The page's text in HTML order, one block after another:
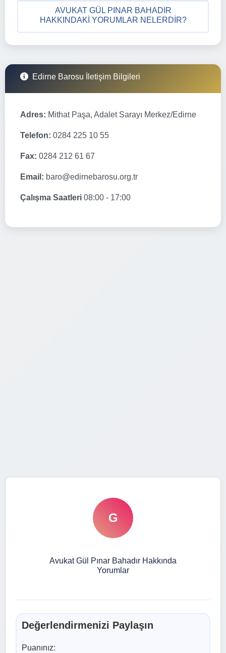
AVUKAT GÜL PINAR BAHADIR
HAKKINDAKI YORUMLAR NELERDIR?
Edirne Barosu İletişim Bilgileri
Adres: Mithat Paşa, Adalet Sarayı Merkez/Edirne
Telefon: 0284 225 10 55
Fax: 0284 212 61 67
Email: baro@edirnebarosu.org.tr
Çalışma Saatleri 08:00 - 17:00
G
Avukat Gül Pınar Bahadır Hakkında
Yorumlar
Değerlendirmenizi Paylaşın
Puanınız: